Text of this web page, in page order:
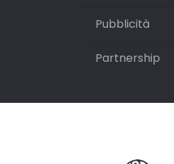
Pubblicità
Partnership